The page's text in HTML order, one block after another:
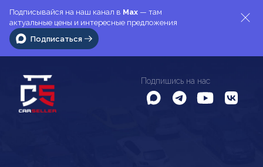
Подписывайся на наш канал в Max — там
актуальные цены и интересные предложения
Подписаться
Подпишись на нас